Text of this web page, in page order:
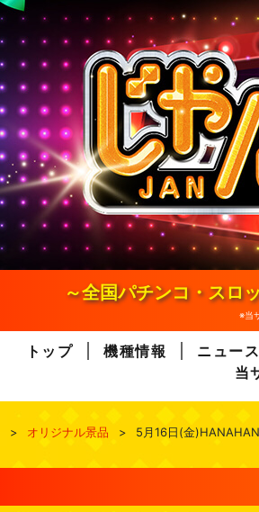
～全国パチンコ・スロ
※当
トップ 機種情報 ニュース
当
> オリジナル景品 > 5月16日(金